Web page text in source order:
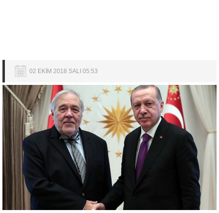
02 EKİM 2018 SALI 05:53